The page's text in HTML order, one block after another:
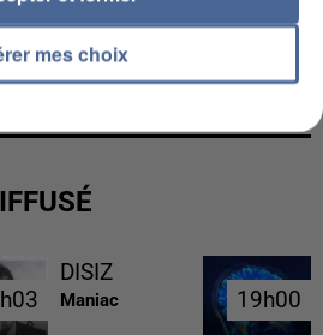
SUPPOSÉS DE LA DZ
EN ALGÉRIE
DISIZ
Maniac 19h00
19h00
mes choix